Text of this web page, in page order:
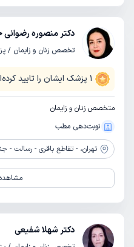
دکتر منصوره رضوانی
تخصص زنان و زایمان /
1 پزشک ایشان را تایید
متخصص زنان و زایمان
نوبت‌دهی مطب
تهران، - تقاطع باقری - رسالت -
دکتر شهلا شفیعی